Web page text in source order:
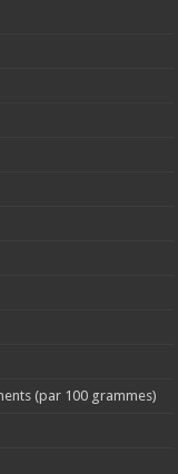
(par 100 grammes)